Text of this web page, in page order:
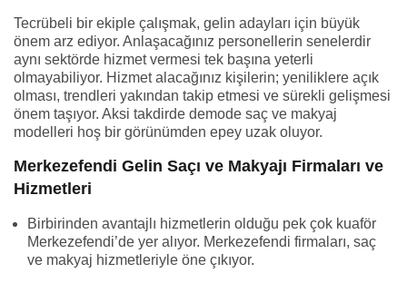
Tecrübeli bir ekiple çalışmak, gelin adayları için büyük
önem arz ediyor. Anlaşacağınız personellerin senelerdir
aynı sektörde hizmet vermesi tek başına yeterli
olmayabiliyor. Hizmet alacağınız kişilerin; yeniliklere açık
olması, trendleri yakından takip etmesi ve sürekli gelişmesi
önem taşıyor. Aksi takdirde demode saç ve makyaj
modelleri hoş bir görünümden epey uzak oluyor.
Merkezefendi Gelin Saçı ve Makyajı Firmaları ve
Hizmetleri
Birbirinden avantajlı hizmetlerin olduğu pek çok kuaför
Merkezefendi’de yer alıyor. Merkezefendi firmaları, saç
ve makyaj hizmetleriyle öne çıkıyor.